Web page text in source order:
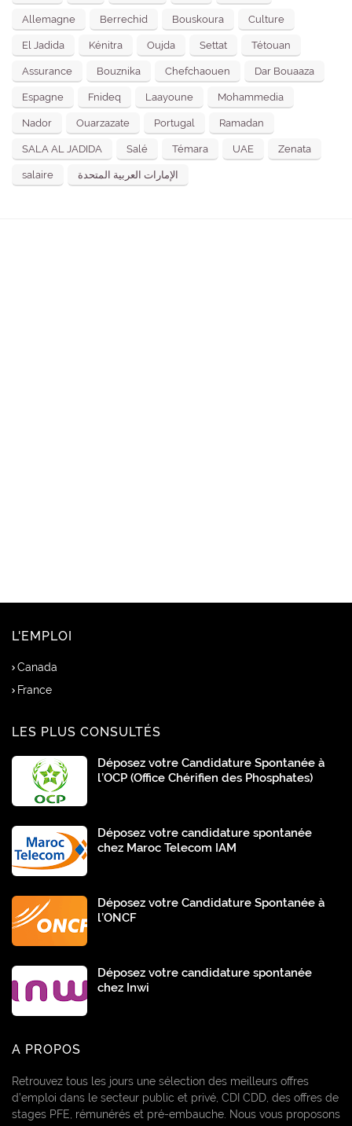
Allemagne Berrechid Bouskoura Culture
El Jadida Kénitra Oujda Settat Tétouan
Assurance Bouznika Chefchaouen Dar Bouaaza
Espagne Fnideq Laayoune Mohammedia
Nador Ouarzazate Portugal Ramadan
SALA AL JADIDA Salé Témara UAE Zenata
salaire الإمارات العربية المتحدة
L'EMPLOI
Canada
France
LES PLUS CONSULTÉS
Déposez votre Candidature Spontanée à
l’OCP (Office Chérifien des Phosphates)
Déposez votre candidature spontanée
chez Maroc Telecom IAM
Déposez votre Candidature Spontanée à
l’ONCF
Déposez votre candidature spontanée
chez Inwi
A PROPOS
Retrouvez tous les jours une sélection des meilleurs offres
d’emploi dans le secteur public et privé, CDI CDD, des offres de
stages PFE, rémunérés et pré-embauche. Nous vous proposons